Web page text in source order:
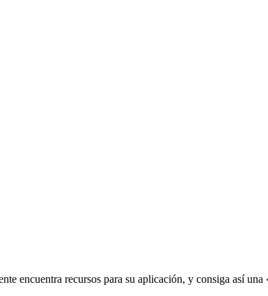
encuentra recursos para su aplicación, y consiga así